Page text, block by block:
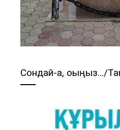
Сондай-ақ, оқыңыз…/